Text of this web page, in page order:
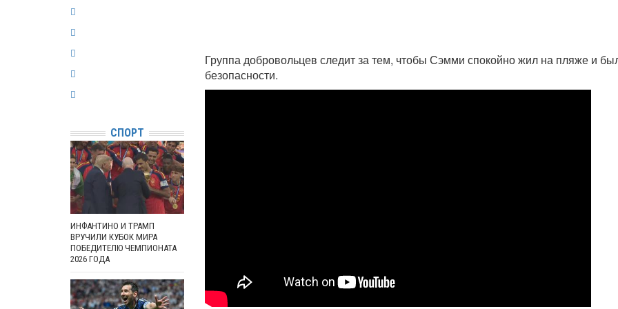
Группа добровольцев следит за тем, чтобы Сэмми спокойно жил на пляже и
безопасности.
СПОРТ
ИНФАНТИНО И ТРАМП
ВРУЧИЛИ КУБОК МИРА
ПОБЕДИТЕЛЮ ЧЕМПИОНАТА
2026 ГОДА